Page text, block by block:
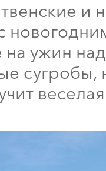
и
на ужин
сугробы,